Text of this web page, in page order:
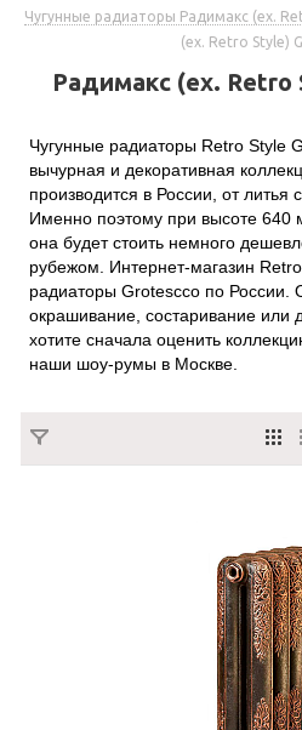
Чугунные радиаторы Радимакс (ex.
(ex. Retro Style)
Радимакс (ex. Retro
Чугунные радиаторы Retro Style
вычурная и декоративная
производится в России, от литья
Именно поэтому при высоте 640
она будет стоить немного
рубежом. Интернет-магазин
радиаторы Grotescco по России.
окрашивание, состаривание или
хотите сначала оценить
наши шоу-румы в Москве.